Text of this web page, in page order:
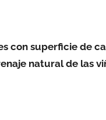
con superficie de
natural de las